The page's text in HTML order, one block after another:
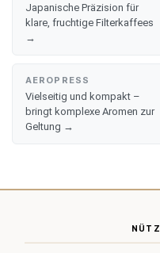
Japanische Präzision für
klare, fruchtige Filterkaffees
→
AEROPRESS
Vielseitig und kompakt –
bringt komplexe Aromen zur
Geltung →